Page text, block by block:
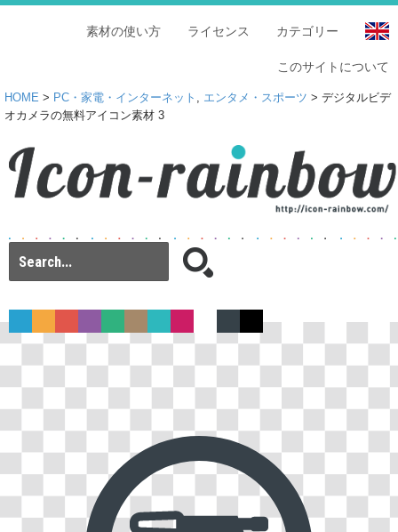
カテゴリー
ライセンス
素材の使い方
このサイトについて
HOME > PC・家電・インターネット , エンタメ・スポーツ > デジタルビデ
オカメラの無料アイコン素材 3